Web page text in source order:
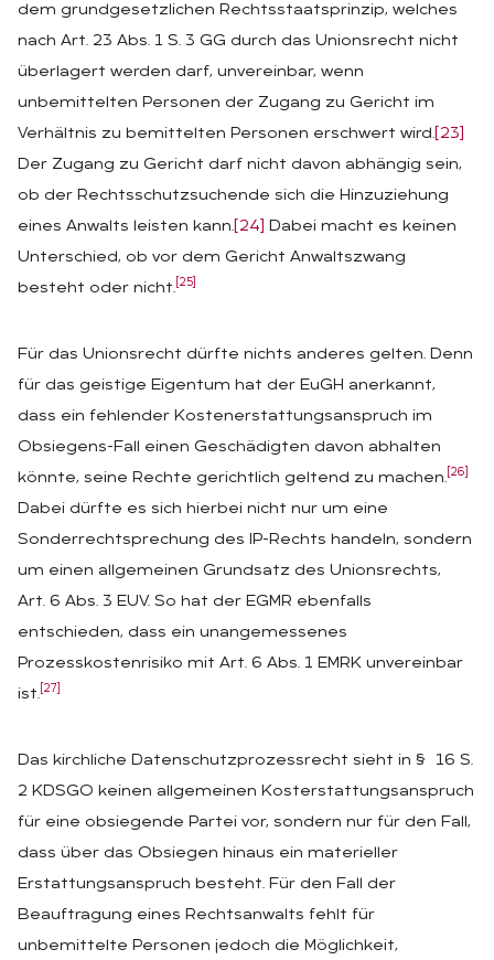
dem grundgesetzlichen Rechtsstaatsprinzip, welches
nach Art. 23 Abs. 1 S. 3 GG durch das Unionsrecht nicht
überlagert werden darf, unvereinbar, wenn
unbemittelten Personen der Zugang zu Gericht im
Verhältnis zu bemittelten Personen erschwert wird.[23]
Der Zugang zu Gericht darf nicht davon abhängig sein,
ob der Rechtsschutzsuchende sich die Hinzuziehung
eines Anwalts leisten kann.[24] Dabei macht es keinen
Unterschied, ob vor dem Gericht Anwaltszwang
besteht oder nicht. [25]
Für das Unionsrecht dürfte nichts anderes gelten. Denn
für das geistige Eigentum hat der EuGH anerkannt,
dass ein fehlender Kostenerstattungsanspruch im
Obsiegens-Fall einen Geschädigten davon abhalten
könnte, seine Rechte gerichtlich geltend zu machen. [26]
Dabei dürfte es sich hierbei nicht nur um eine
Sonderrechtsprechung des IP-Rechts handeln, sondern
um einen allgemeinen Grundsatz des Unionsrechts,
Art. 6 Abs. 3 EUV. So hat der EGMR ebenfalls
entschieden, dass ein unangemessenes
Prozesskostenrisiko mit Art. 6 Abs. 1 EMRK unvereinbar
ist. [27]
Das kirchliche Datenschutzprozessrecht sieht in § 16 S.
2 KDSGO keinen allgemeinen Kosterstattungsanspruch
für eine obsiegende Partei vor, sondern nur für den Fall,
dass über das Obsiegen hinaus ein materieller
Erstattungsanspruch besteht. Für den Fall der
Beauftragung eines Rechtsanwalts fehlt für
unbemittelte Personen jedoch die Möglichkeit,